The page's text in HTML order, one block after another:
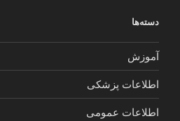
دسته‌ها
آموزش
اطلاعات پزشکی
اطلاعات عمومی